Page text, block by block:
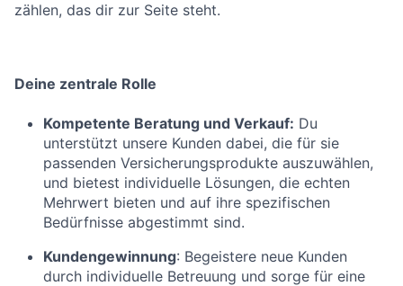
zählen, das dir zur Seite steht.
Deine zentrale Rolle
Kompetente Beratung und Verkauf: Du
unterstützt unsere Kunden dabei, die für sie
passenden Versicherungsprodukte auszuwählen,
und bietest individuelle Lösungen, die echten
Mehrwert bieten und auf ihre spezifischen
Bedürfnisse abgestimmt sind.
Kundengewinnung: Begeistere neue Kunden
durch individuelle Betreuung und sorge für eine